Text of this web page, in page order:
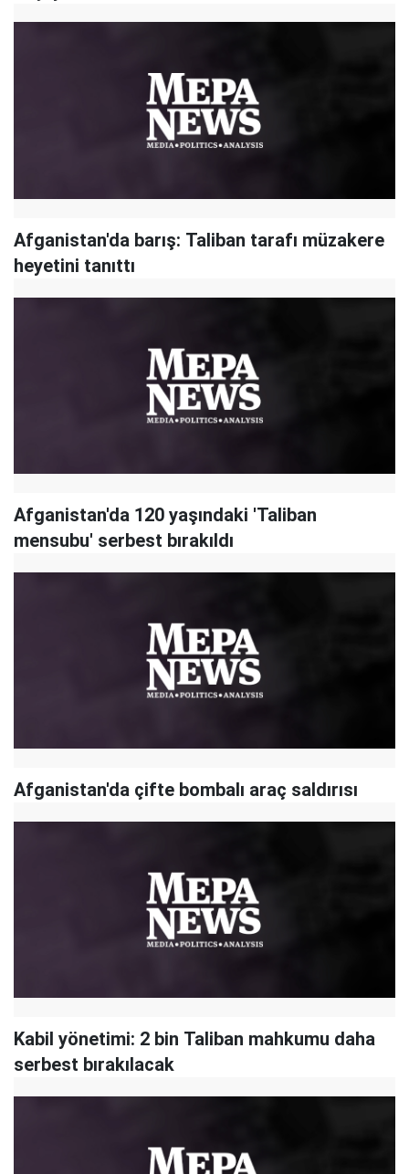
Afganistan'da barış: Taliban tarafı müzakere
heyetini tanıttı
Afganistan'da 120 yaşındaki 'Taliban
mensubu' serbest bırakıldı
Afganistan'da çifte bombalı araç saldırısı
Kabil yönetimi: 2 bin Taliban mahkumu daha
serbest bırakılacak